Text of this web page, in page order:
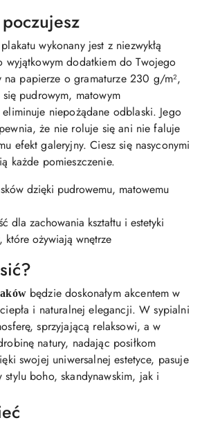
wykonany jest z niezwykłą
dodatkiem do Twojego
papierze o gramaturze 230 g/m²,
pudrowym, matowym
niepożądane odblaski. Jego
że nie roluje się ani nie faluje
efekt galeryjny. Ciesz się nasyconymi
każde pomieszczenie.
dzięki pudrowemu, matowemu
dla zachowania kształtu i estetyki
które ożywiają wnętrze
będzie doskonałym akcentem w
i naturalnej elegancji. W sypialni
sprzyjającą relaksowi, a w
natury, nadając posiłkom
swojej uniwersalnej estetyce, pasuje
boho, skandynawskim, jak i